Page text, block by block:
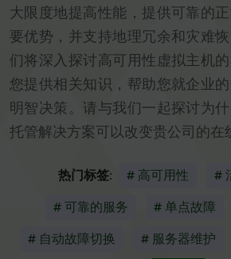
大限度地提高性能，提供可靠的
要优势，并支持地理冗余和灾难
们将深入探讨高可用性虚拟主机
您提供相关知识，帮助您就企业
明智决策。请与我们一起探讨为
托管解决方案可以改变贵公司的在
热门标签: # 高可用性 #
# 可靠的服务 # 单点故障
# 自动故障切换 # 服务器维护